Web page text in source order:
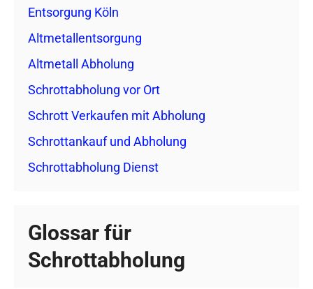
Entsorgung Köln
Altmetallentsorgung
Altmetall Abholung
Schrottabholung vor Ort
Schrott Verkaufen mit Abholung
Schrottankauf und Abholung
Schrottabholung Dienst
Glossar für
Schrottabholung